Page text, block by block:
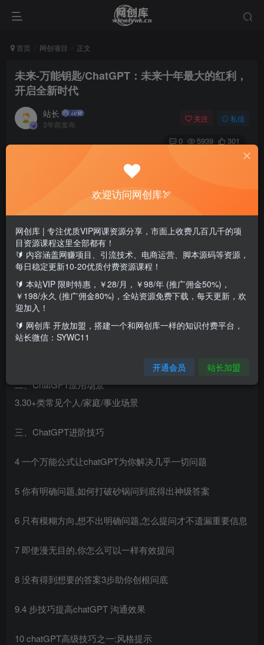
首页 网创项目 正文
未来-万能钥匙/ChatGPT：未来十年最大的红利，
开启全新时代
站长
3年前发布
关注 私信
0 5939 301
课程大纲
一、抓住未来10年最大红利–下一代人工智能AGI
1 ChatGPT一夜爆火,AGI能给普通人带来什么?
二、ChatGPT应用场景
3.30+类常见个人/家庭/事业场景
三、ChatGPT进阶技巧
4 一个万能公式让chatGPT为你解决几乎一切问题
5 你有明确问题,如何打破砂锅问到底得出神级答案
6 只有模糊方向,想不出明确问题,怎么提问才不遗漏重要信息
7 即使漫无目的,你怎么可以一样有效提问
8 没有得到想要的答案3步助你创根问底
9.4 步技巧提高chatGPT 沟通效果
10 chatGPT高级技巧之一:风格提示
欢迎访问网创库🏹
网创库 | 专注优质VIP网课资源分享，市面上收费几百几千的项
目资源课程这里全部都有！
🔰 内容涵盖网赚项目、引流技术、电商运营、脚本源码等资源，
每日稳定更新10-20优质付费资源课程！
🔰 本站VIP 限时特惠，￥28/月，￥98/年 (推广佣金50%)，
￥198/永久 (推广佣金80%)，全站资源免费下载，每天更新，欢
迎加入！
🔰 网创库 开放加盟，搭建一个和网创库一样的知识付费平台，
站长微信：SYWC11
开通会员 站长加盟